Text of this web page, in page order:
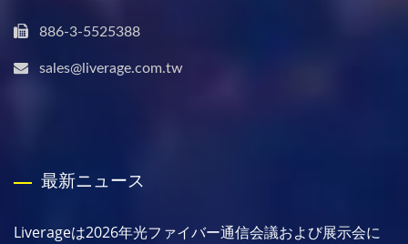
886-3-5525388
sales@liverage.com.tw
最新ニュース
Liverageは2026年光ファイバー通信会議および展示会に